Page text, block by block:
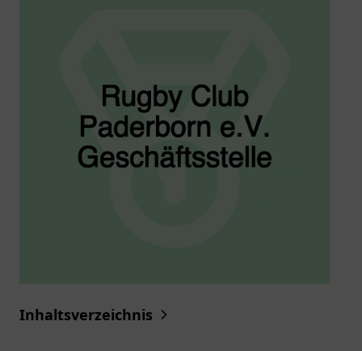
Inhaltsverzeichnis